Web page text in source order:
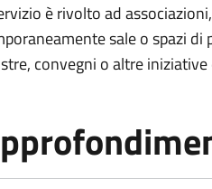
è rivolto ad
sale o spazi
convegni o altre